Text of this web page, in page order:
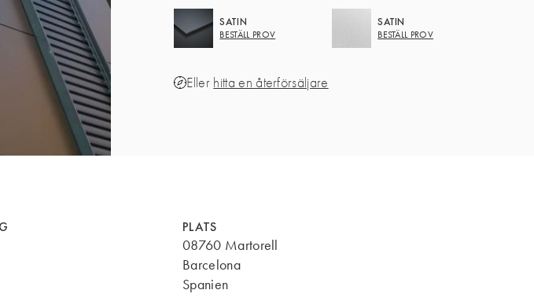
SATIN
BESTÄLL PROV
SATIN
BESTÄLL PROV
Eller hitta en återförsäljare
PLATS
08760 Martorell
Barcelona
Spanien